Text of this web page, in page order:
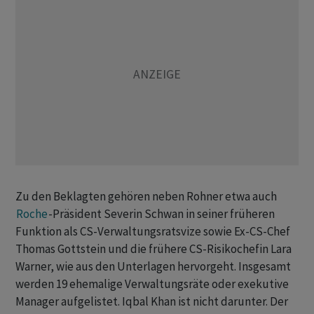
Zu den Beklagten gehören neben Rohner etwa auch
Roche-Präsident Severin Schwan in seiner früheren
Funktion als CS-Verwaltungsratsvize sowie Ex-CS-Chef
Thomas Gottstein und die frühere CS-Risikochefin Lara
Warner, wie aus den Unterlagen hervorgeht. Insgesamt
werden 19 ehemalige Verwaltungsräte oder exekutive
Manager aufgelistet. Iqbal Khan ist nicht darunter. Der